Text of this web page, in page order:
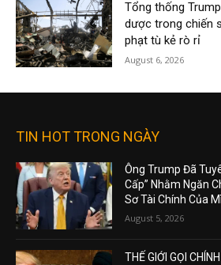
Tổng thống
dược trong chiến
phạt tù kẻ rò rỉ
August 6, 2026
TIN HOT TRONG NGÀY
Ông Trump Đã
Cấp” Nhằm Ngăn
Sơ Tài Chính Của
August 5, 2026
THẾ GIỚI GỌI